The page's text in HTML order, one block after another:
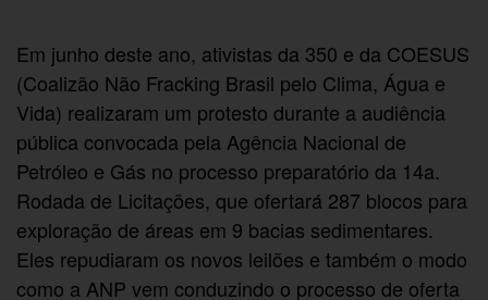
Em junho deste ano, ativistas da 350 e da COESUS
(Coalizão Não Fracking Brasil pelo Clima, Água e
Vida) realizaram um protesto durante a audiência
pública convocada pela Agência Nacional de
Petróleo e Gás no processo preparatório da 14a.
Rodada de Licitações, que ofertará 287 blocos para
exploração de áreas em 9 bacias sedimentares.
Eles repudiaram os novos leilões e também o modo
como a ANP vem conduzindo o processo de oferta